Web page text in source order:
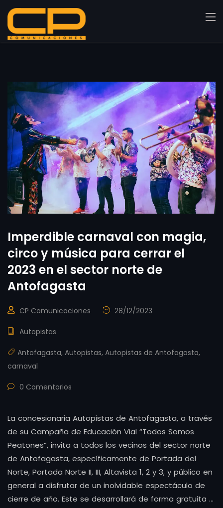
Imperdible carnaval con magia,
circo y música para cerrar el
2023 en el sector norte de
Antofagasta
CP Comunicaciones 28/12/2023
Autopistas
Antofagasta, Autopistas, Autopistas de Antofagasta,
carnaval
0 Comentarios
La concesionaria Autopistas de Antofagasta, a través
de su Campaña de Educación Vial “Todos Somos
Peatones”, invita a todos los vecinos del sector norte
de Antofagasta, específicamente de Portada del
Norte, Portada Norte II, III, Altavista 1, 2 y 3, y público en
general a disfrutar de un inolvidable espectáculo de
cierre de año. Este se desarrollará de forma gratuita …